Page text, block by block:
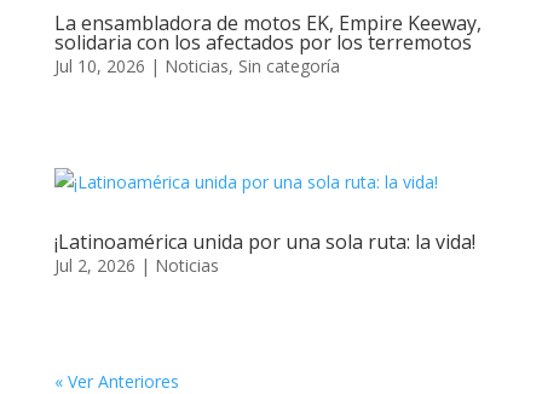
La ensambladora de motos EK, Empire Keeway,
solidaria con los afectados por los terremotos
Jul 10, 2026 | Noticias, Sin categoría
¡Latinoamérica unida por una sola ruta: la vida!
Jul 2, 2026 | Noticias
« Ver Anteriores